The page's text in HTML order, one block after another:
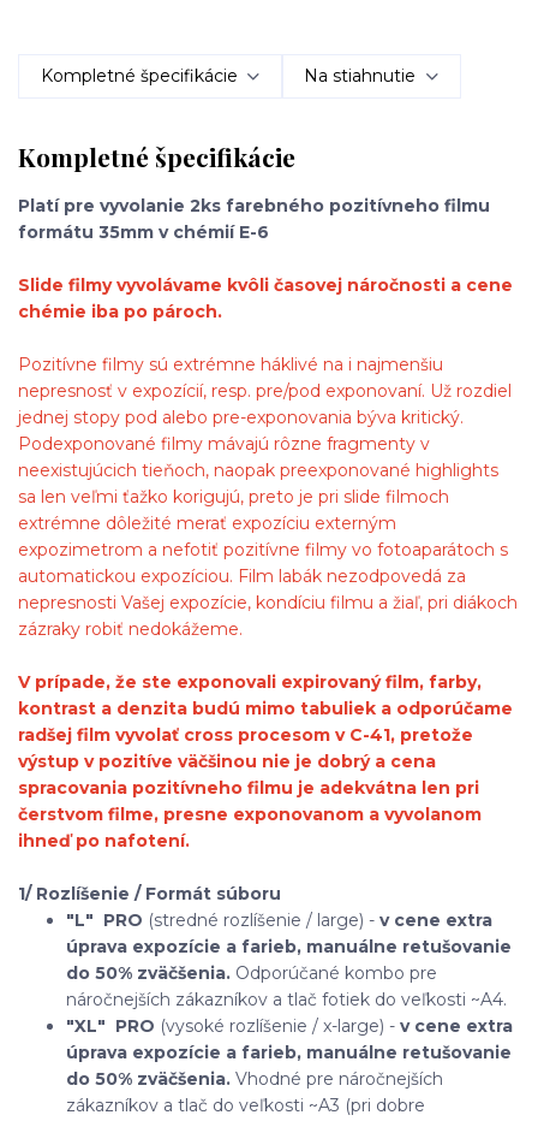
Kompletné špecifikácie Na stiahnutie
Kompletné špecifikácie
Platí pre vyvolanie 2ks farebného pozitívneho filmu
formátu 35mm v chémií E-6
Slide filmy vyvolávame kvôli časovej náročnosti a cene
chémie iba po pároch.
Pozitívne filmy sú extrémne háklivé na i najmenšiu
nepresnosť v expozícií, resp. pre/pod exponovaní. Už rozdiel
jednej stopy pod alebo pre-exponovania býva kritický.
Podexponované filmy mávajú rôzne fragmenty v
neexistujúcich tieňoch, naopak preexponované highlights
sa len veľmi ťažko korigujú, preto je pri slide filmoch
extrémne dôležité merať expozíciu externým
expozimetrom a nefotiť pozitívne filmy vo fotoaparátoch s
automatickou expozíciou. Film labák nezodpovedá za
nepresnosti Vašej expozície, kondíciu filmu a žiaľ, pri diákoch
zázraky robiť nedokážeme.
V prípade, že ste exponovali expirovaný film, farby,
kontrast a denzita budú mimo tabuliek a odporúčame
radšej film vyvolať cross procesom v C-41, pretože
výstup v pozitíve väčšinou nie je dobrý a cena
spracovania pozitívneho filmu je adekvátna len pri
čerstvom filme, presne exponovanom a vyvolanom
ihneď po nafotení.
1/ Rozlíšenie / Formát súboru
"L" PRO (stredné rozlíšenie / large) - v cene extra
úprava expozície a farieb, manuálne retušovanie
do 50% zväčšenia. Odporúčané kombo pre
náročnejších zákazníkov a tlač fotiek do veľkosti ~A4.
"XL" PRO (vysoké rozlíšenie / x-large) - v cene extra
úprava expozície a farieb, manuálne retušovanie
do 50% zväčšenia. Vhodné pre náročnejších
zákazníkov a tlač do veľkosti ~A3 (pri dobre